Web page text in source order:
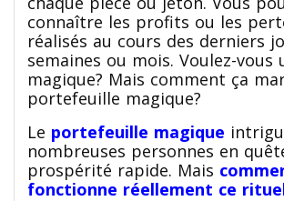
connaître les profits ou les
réalisés au cours des derniers
semaines ou mois. Voulez-vous
magique? Mais comment ça
portefeuille magique?
Le portefeuille magique
nombreuses personnes en
prospérité rapide. Mais
fonctionne réellement ce